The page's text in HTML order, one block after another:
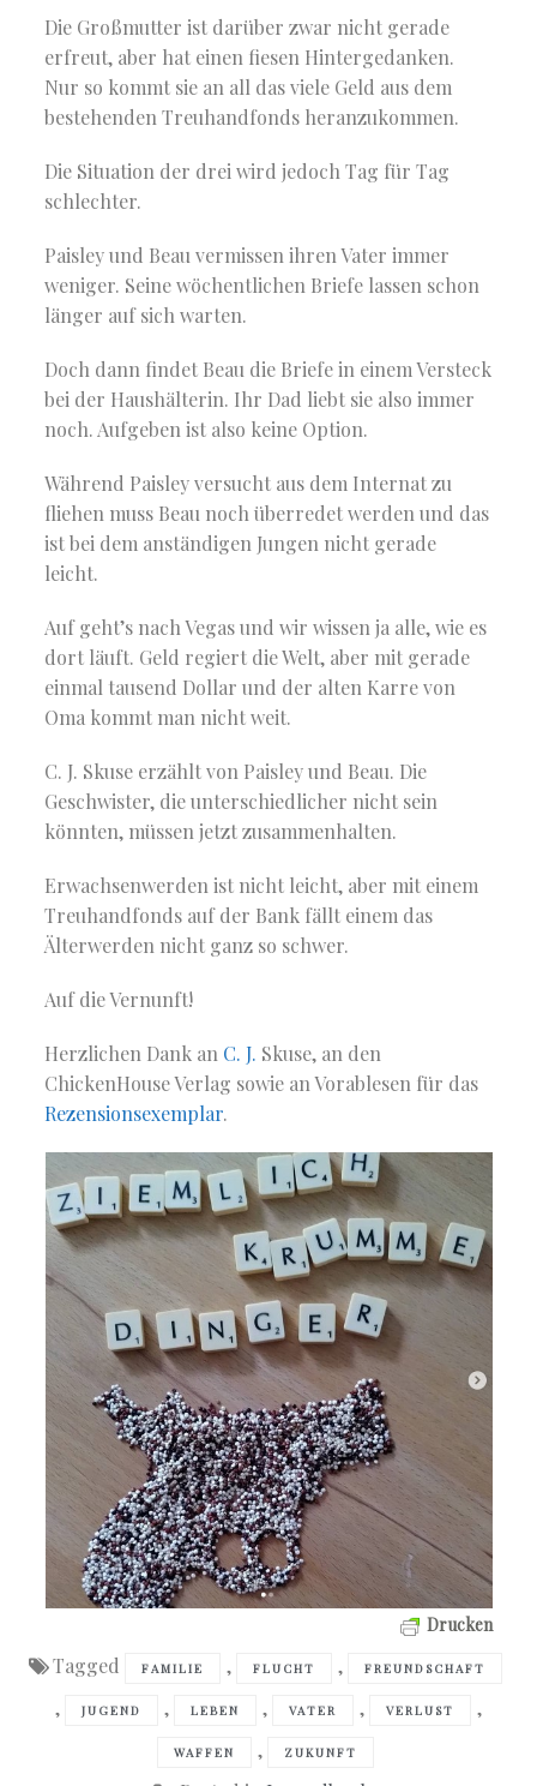
Die Großmutter ist darüber zwar nicht gerade
erfreut, aber hat einen fiesen Hintergedanken.
Nur so kommt sie an all das viele Geld aus dem
bestehenden Treuhandfonds heranzukommen.
Die Situation der drei wird jedoch Tag für Tag
schlechter.
Paisley und Beau vermissen ihren Vater immer
weniger. Seine wöchentlichen Briefe lassen schon
länger auf sich warten.
Doch dann findet Beau die Briefe in einem Versteck
bei der Haushälterin. Ihr Dad liebt sie also immer
noch. Aufgeben ist also keine Option.
Während Paisley versucht aus dem Internat zu
fliehen muss Beau noch überredet werden und das
ist bei dem anständigen Jungen nicht gerade
leicht.
Auf geht’s nach Vegas und wir wissen ja alle, wie es
dort läuft. Geld regiert die Welt, aber mit gerade
einmal tausend Dollar und der alten Karre von
Oma kommt man nicht weit.
C. J. Skuse erzählt von Paisley und Beau. Die
Geschwister, die unterschiedlicher nicht sein
könnten, müssen jetzt zusammenhalten.
Erwachsenwerden ist nicht leicht, aber mit einem
Treuhandfonds auf der Bank fällt einem das
Älterwerden nicht ganz so schwer.
Auf die Vernunft!
Herzlichen Dank an C. J. Skuse, an den
ChickenHouse Verlag sowie an Vorablesen für das
Rezensionsexemplar.
Drucken
Tagged FAMILIE , FLUCHT , FREUNDSCHAFT
, JUGEND , LEBEN , VATER , VERLUST ,
WAFFEN , ZUKUNFT